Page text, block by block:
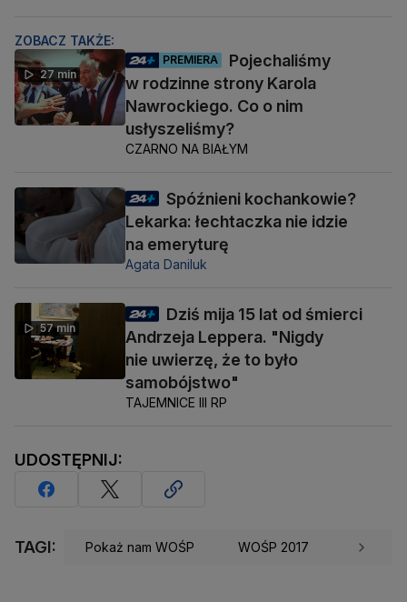
ZOBACZ TAKŻE:
27 min
PREMIERA
Pojechaliśmy
w rodzinne strony Karola
Nawrockiego. Co o nim
usłyszeliśmy?
CZARNO NA BIAŁYM
Spóźnieni kochankowie?
Lekarka: łechtaczka nie idzie
na emeryturę
Agata Daniluk
57 min
Dziś mija 15 lat od śmierci
Andrzeja Leppera. "Nigdy
nie uwierzę, że to było
samobójstwo"
TAJEMNICE III RP
UDOSTĘPNIJ:
TAGI: Pokaż nam WOŚP WOŚP 2017